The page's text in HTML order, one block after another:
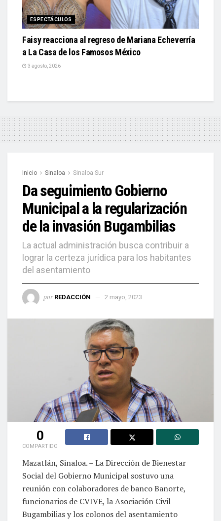
ESPECTÁCULOS
Faisy reacciona al regreso de Mariana Echeverría
a La Casa de los Famosos México
3 agosto, 2026
Inicio Sinaloa Sinaloa Sur
Da seguimiento Gobierno
Municipal a la regularización
de la invasión Bugambilias
La actual administración busca contribuir a
lograr la certeza jurídica para los habitantes
del asentamiento
por REDACCIÓN 2 mayo, 2023
0
COMPARTIDO
Mazatlán, Sinaloa. – La Dirección de Bienestar
Social del Gobierno Municipal sostuvo una
reunión con colaboradores de banco Banorte,
funcionarios de CVIVE, la Asociación Civil
Bugambilias y los colonos del asentamiento